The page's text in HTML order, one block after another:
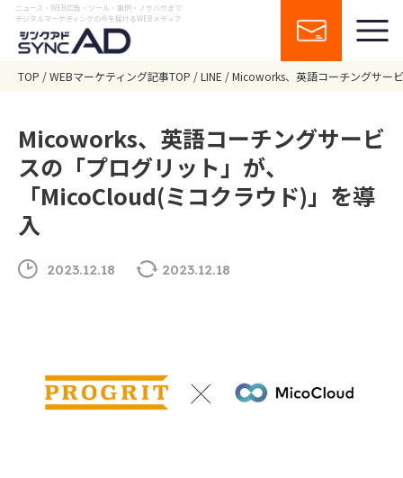
ニュース・WEB広告・ツール・事例・ノウハウまで
デジタルマーケティングの今を届けるWEBメディア
TOP WEBマーケティング記事TOP LINE Micoworks、英語コーチングサー
Micoworks、英語コーチングサービ
スの「プログリット」が、
「MicoCloud(ミコクラウド)」を導
入
2023.12.18 2023.12.18